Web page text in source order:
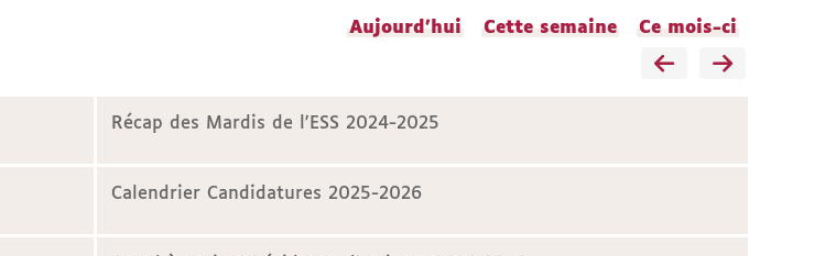
Aujourd'hui Cette semaine Ce mois-ci
Récap des Mardis de l'ESS 2024-2025
Calendrier Candidatures 2025-2026